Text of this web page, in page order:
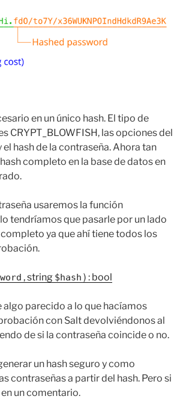
en un único hash. El tipo de
CRYPT_BLOWFISH, las opciones del
hash de la contraseña. Ahora tan
completo en la base de datos en
usaremos la función
tendríamos que pasarle por un lado
ya que ahí tiene todos los
, string $hash ) : bool
parecido a lo que hacíamos
con Salt devolviéndonos al
de si la contraseña coincide o no.
un hash seguro y como
contraseñas a partir del hash. Pero si
un comentario.